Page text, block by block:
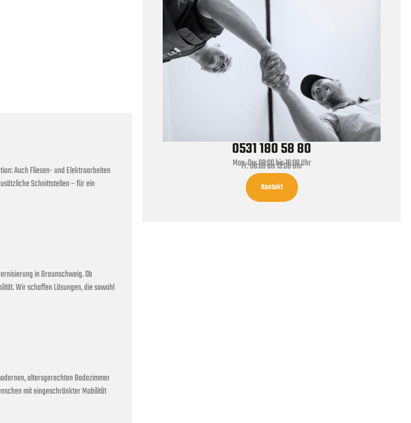
Auch Fliesen- und Elektroarbeiten
Schnittstellen – für ein
in Braunschweig. Ob
Wir schaffen Lösungen, die sowohl
altersgerechten Badezimmer
mit eingeschränkter Mobilität
0531 180 58 80
Mon-Do: 08:00 bis 16:00 Uhr
Fr: 08:00 bis 13:00 Uhr
Kontakt